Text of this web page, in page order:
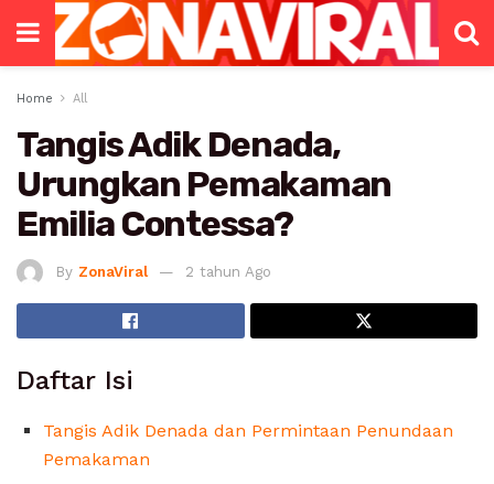
Home All
Tangis Adik Denada,
Urungkan Pemakaman
Emilia Contessa?
By ZonaViral 2 tahun Ago
Daftar Isi
Tangis Adik Denada dan Permintaan Penundaan
Pemakaman